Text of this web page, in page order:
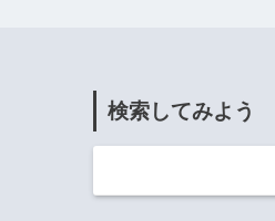
検索してみよう